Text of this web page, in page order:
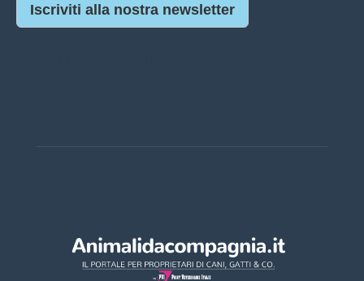
Iscriviti alla nostra newsletter